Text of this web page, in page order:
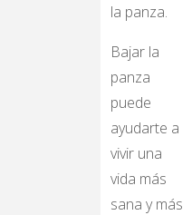
la panza.
Bajar la
panza
puede
ayudarte a
vivir una
vida más
sana y más